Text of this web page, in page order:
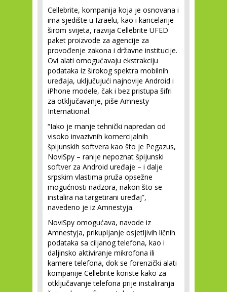
Cellebrite, kompanija koja je osnovana i
ima sjedište u Izraelu, kao i kancelarije
širom svijeta, razvija Cellebrite UFED
paket proizvode za agencije za
provođenje zakona i državne institucije.
Ovi alati omogućavaju ekstrakciju
podataka iz širokog spektra mobilnih
uređaja, uključujući najnovije Android i
iPhone modele, čak i bez pristupa šifri
za otključavanje, piše Amnesty
International.
“Iako je manje tehnički napredan od
visoko invazivnih komercijalnih
špijunskih softvera kao što je Pegazus,
NoviSpy – ranije nepoznat špijunski
softver za Android uređaje – i dalje
srpskim vlastima pruža opsežne
mogućnosti nadzora, nakon što se
instalira na targetirani uređaj”,
navedeno je iz Amnestyja.
NoviSpy omogućava, navode iz
Amnestyja, prikupljanje osjetljivih ličnih
podataka sa ciljanog telefona, kao i
daljinsko aktiviranje mikrofona ili
kamere telefona, dok se forenzički alati
kompanije Cellebrite koriste kako za
otključavanje telefona prije instaliranja